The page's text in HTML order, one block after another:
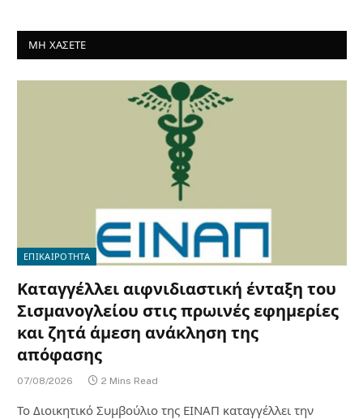
ΜΗ ΧΑΣΕΤΕ
ΕΠΙΚΑΙΡΟΤΗΤΑ
Καταγγέλλει αιφνιδιαστική ένταξη του
Σισμανογλείου στις πρωινές εφημερίες
και ζητά άμεση ανάκληση της
απόφασης
07/08/2026 2 Mins Read
Το Διοικητικό Συμβούλιο της ΕΙΝΑΠ καταγγέλλει την